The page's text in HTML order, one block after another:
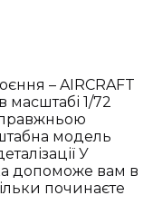
– AIRCRAFT
масштабі 1/72
модель
У
допоможе вам в
починаєте